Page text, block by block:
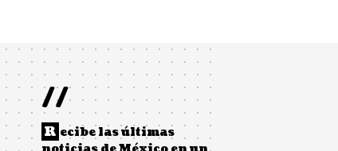
//
R ecibe las últimas